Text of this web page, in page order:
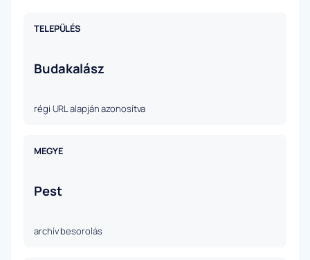
TELEPÜLÉS
Budakalász
régi URL alapján azonosítva
MEGYE
Pest
archív besorolás